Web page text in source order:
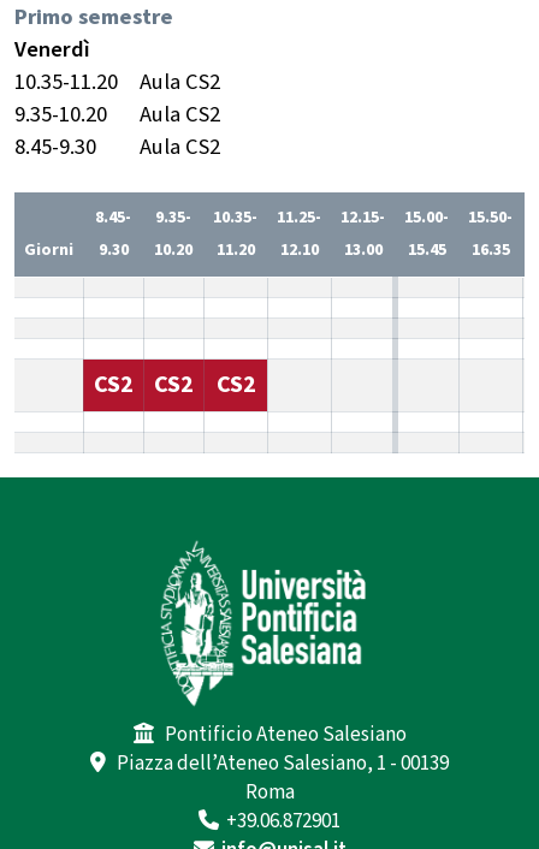
Primo semestre
Venerdì
10.35-11.20
Aula CS2
9.35-10.20
Aula CS2
8.45-9.30
Aula CS2
Giorni
8.45-
9.30
9.35-
10.20
10.35-
11.20
11.25-
12.10
12.15-
13.00
15.00-
15.45
15.50-
16.35
CS2 CS2 CS2
Pontificio Ateneo Salesiano
Piazza dell’Ateneo Salesiano, 1 - 00139
Roma
+39.06.872901